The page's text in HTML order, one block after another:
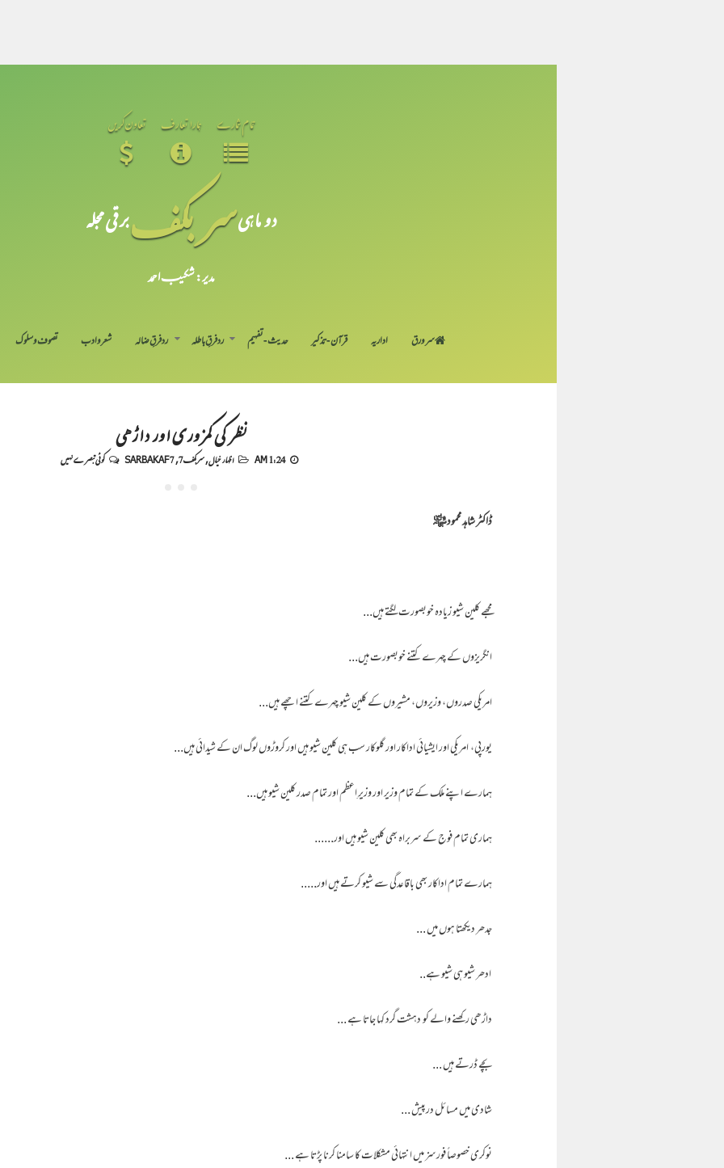
تمام شمارے ہمارا تعارف تعاون کریں
دو ماہیسر بکفبرقی مجلہ
مدیر: شکیبـ احمد
سر ورق اداریہ قرآن-تذکیر حدیث-تفہیم رد فرقِ باطلہ رد فرقِ ضالہ شعر و ادب تصوف و سلوک
نظر کی کمزوری اور داڑھی
1:24 AM اظہار خیال,سربکف7 ,
SARBAKAF 7 کوئی تبصرے نہیں
ڈاکٹر شاہد محمود ﷾
مجھے کلین شیو زیادہ خوبصورت لگتے ہیں...
انگریزوں کے چہرے کتنے خوبصورت ہیں...
امریکی صدروں، وزیروں، مشیروں کے کلین شیو چہرے کتنے اچھے ہیں...
یورپی، امریکی اور ایشیائی اداکار اور گلوکار سب ہی کلین شیو ہیں اور کروڑوں لوگ ان کے شیدائی ہیں...
ہمارے اپنے ملک کے تمام وزیر اور وزیرِ اعظم اور تمام صدر کلین شیو ہیں...
ہماری تمام فوج کے سربراہ بھی کلین شیو ہیں اور......
ہمارے تمام اداکار بھی باقاعدگی سے شیو کرتے ہیں اور.....
جدھر دیکھتا ہوں میں ...
ادھر شیو ہی شیو ہے..
داڑھی رکھنے والے کو دہشت گرد کہا جاتا ہے ...
بچے ڈرتے ہیں ...
شادی میں مسائل درپیش ...
نوکری خصوصاً فورسز میں انتہائی مشکلات کا سامنا کرنا پڑتا ہے ...